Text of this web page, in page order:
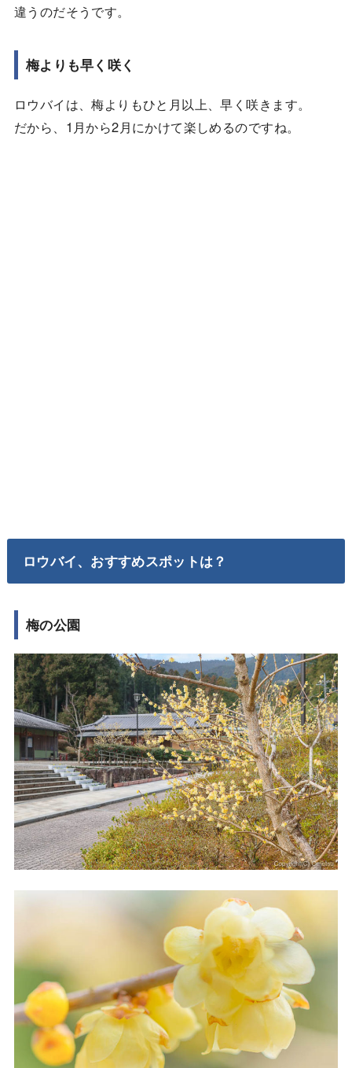
違うのだそうです。
梅よりも早く咲く
ロウバイは、梅よりもひと月以上、早く咲きます。
だから、1月から2月にかけて楽しめるのですね。
ロウバイ、おすすめスポットは？
梅の公園